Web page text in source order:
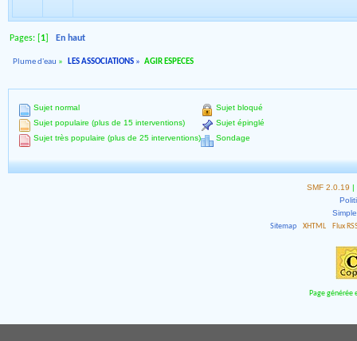
Pages: [ 1 En haut
Plume d'eau » LES ASSOCIATIONS» AGIR ESPECES
Sujet normal
Sujet populaire (plus de 15 interventions)
Sujet très populaire (plus de 25 interventions)
Sujet bloqué
Sujet épinglé
Sondage
SMF 2.0.19 |
Sitemap
XHTML Flux
Page générée